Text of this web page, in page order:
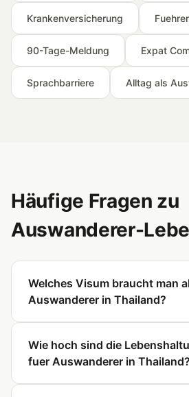
Krankenversicherung
90-Tage-Meldung Expat
Sprachbarriere Alltag als
Häufige Fragen zu
Auswanderer-
Welches Visum braucht man
Auswanderer in Thailand?
Wie hoch sind die
fuer Auswanderer in Thailand?